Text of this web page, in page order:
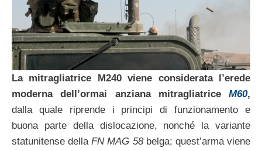
La mitragliatrice M240 viene considerata l’erede
moderna dell’ormai anziana mitragliatrice M60,
dalla quale riprende i principi di funzionamento e
buona parte della dislocazione, nonché la variante
statunitense dellaFN MAG 58belga; quest’arma viene